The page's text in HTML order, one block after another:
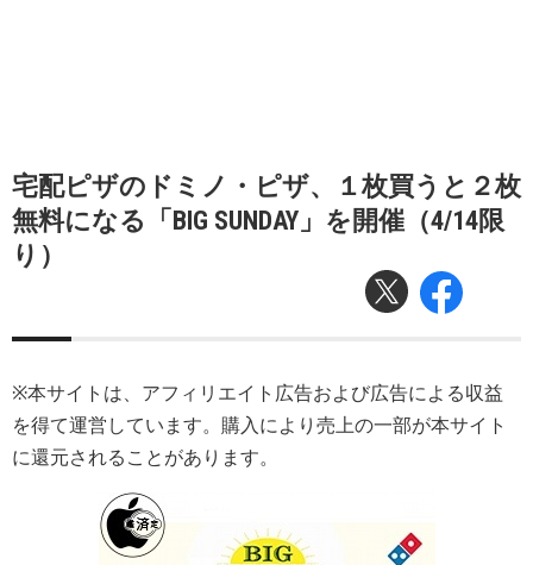
宅配ピザのドミノ・ピザ、１枚買うと２枚
無料になる「BIG SUNDAY」を開催（4/14限
り）
※本サイトは、アフィリエイト広告および広告による収益
を得て運営しています。購入により売上の一部が本サイト
に還元されることがあります。